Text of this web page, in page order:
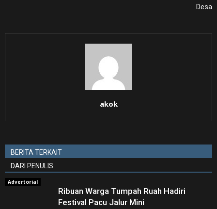
Desa
akok
BERITA TERKAIT
DARI PENULIS
Advertorial
Ribuan Warga Tumpah Ruah Hadiri
Festival Pacu Jalur Mini